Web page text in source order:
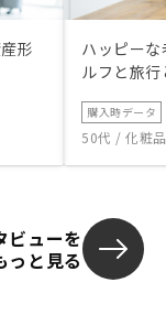
形
ハッピー
ルフと旅
購入時データ
50代 / 化粧
ビューを
っと見る